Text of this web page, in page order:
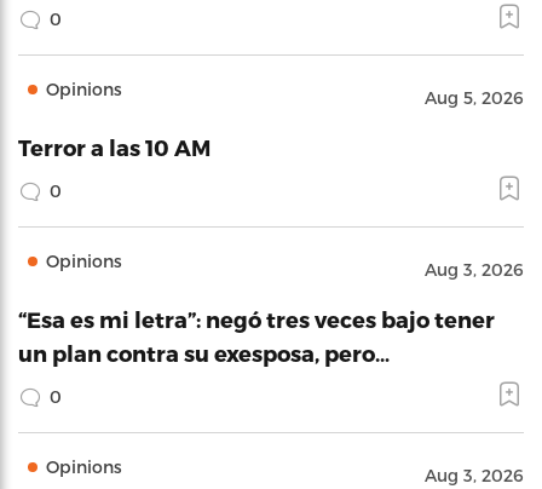
0
Opinions Aug 5, 2026
Terror a las 10 AM
0
Opinions Aug 3, 2026
“Esa es mi letra”: negó tres veces bajo tener
un plan contra su exesposa, pero…
0
Opinions Aug 3, 2026